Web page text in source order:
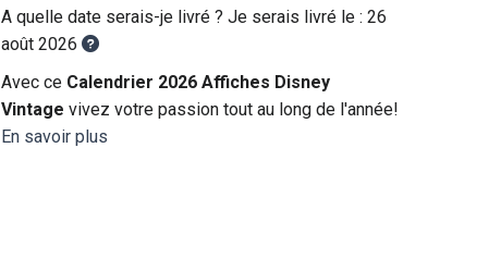
A quelle date serais-je livré ? Je serais livré le :26
août 2026
Avec ce Calendrier 2026 Affiches Disney
Vintagevivez votre passion tout au long de l'année!
En savoir plus